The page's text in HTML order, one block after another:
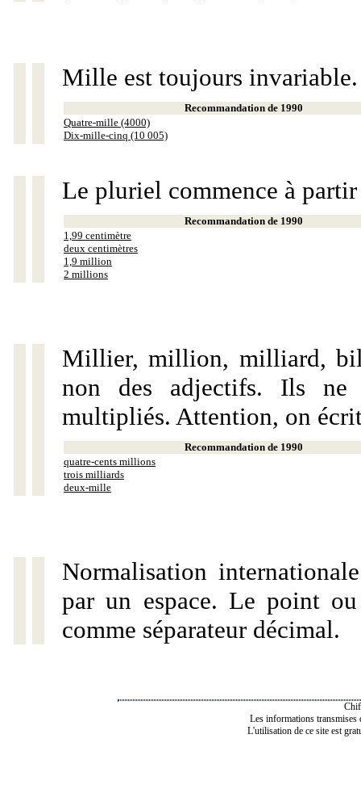
Mille est toujours invariable.
Recommandation de 1990
Quatre-mille (4000)
Dix-mille-cinq (10 005)
Le pluriel commence à
Recommandation de 1990
1,99 centimètre
deux centimètres
1,9 million
2 millions
Millier, million, milliard,
non des adjectifs. Ils ne
multipliés. Attention, on
Recommandation de 1990
quatre-cents millions
trois milliards
deux-mille
Normalisation
par un espace. Le point
comme séparateur décimal.
Les informations transmises
L'utilisation de ce site est